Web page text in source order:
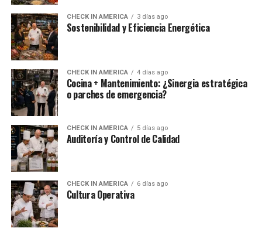
CHECK IN AMERICA 3 días ago
Sostenibilidad y Eficiencia Energética
CHECK IN AMERICA 4 días ago
Cocina + Mantenimiento: ¿Sinergia estratégica
o parches de emergencia?
CHECK IN AMERICA 5 días ago
Auditoría y Control de Calidad
CHECK IN AMERICA 6 días ago
Cultura Operativa